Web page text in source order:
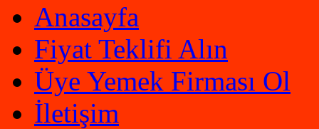
Anasayfa
Fiyat Teklifi Alın
Üye Yemek Firması Ol
İletişim